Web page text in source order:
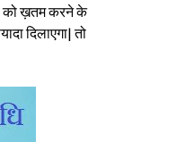
को ख़तम करने के
दिलाएगा| तो